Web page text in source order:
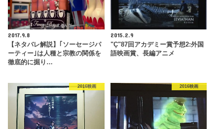
2017.9.8
【ネタバレ解説】｢ソーセージパ
ーティー｣は人種と宗教の関係を
徹底的に掘り…
2015.2.9
"Ç"87回アカデミー賞予想2:外国
語映画賞、長編アニメ
2016映画 2016映画